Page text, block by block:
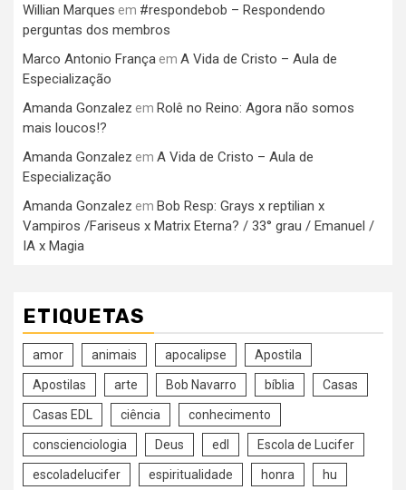
Willian Marques em #respondebob – Respondendo
perguntas dos membros
Marco Antonio França em A Vida de Cristo – Aula de
Especialização
Amanda Gonzalez em Rolê no Reino: Agora não somos
mais loucos!?
Amanda Gonzalez em A Vida de Cristo – Aula de
Especialização
Amanda Gonzalez em Bob Resp: Grays x reptilian x
Vampiros /Fariseus x Matrix Eterna? / 33° grau / Emanuel /
IA x Magia
ETIQUETAS
amor animais apocalipse Apostila
Apostilas arte Bob Navarro bíblia Casas
Casas EDL ciência conhecimento
conscienciologia Deus edl Escola de Lucifer
escoladelucifer espiritualidade honra hu